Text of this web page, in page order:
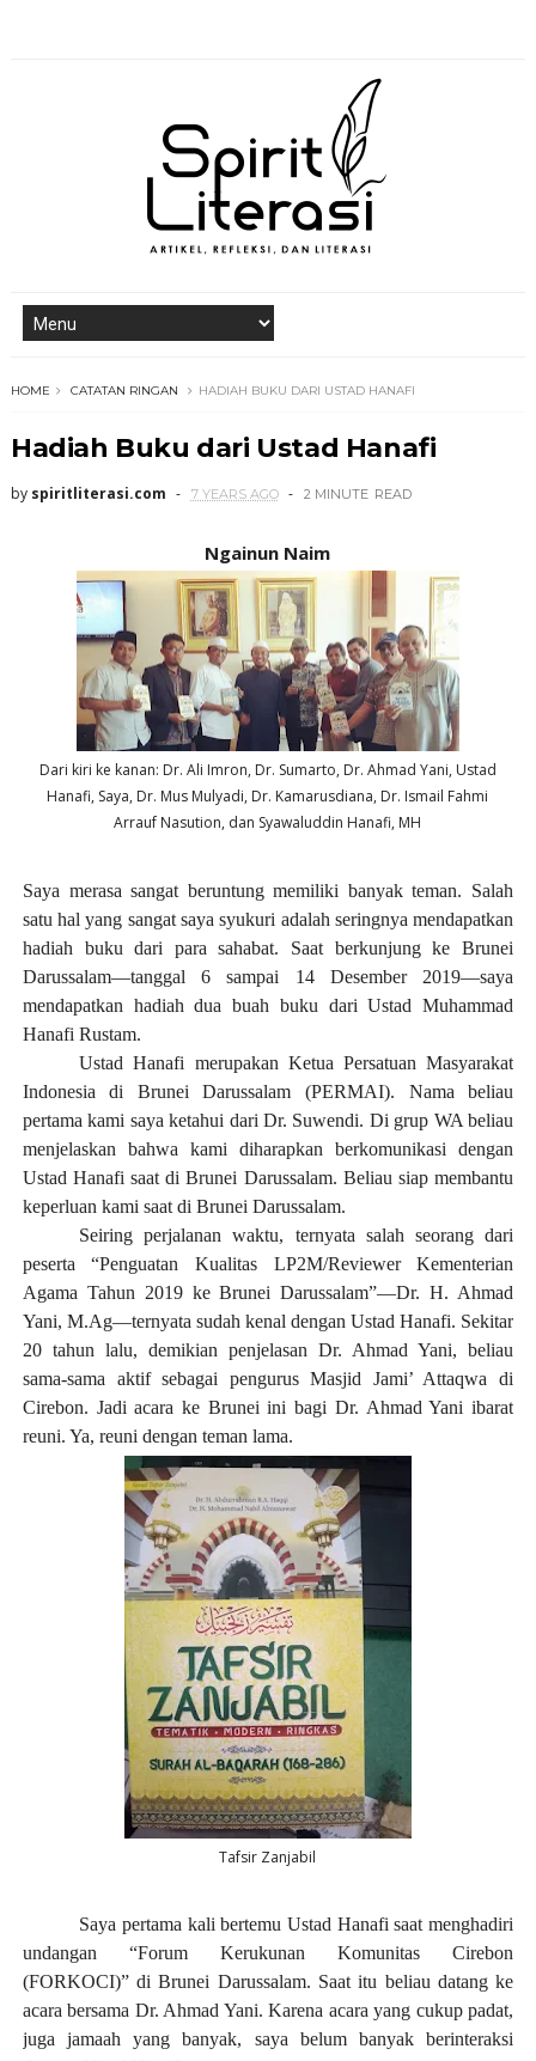
HOME CATATAN RINGAN HADIAH BUKU DARI USTAD HANAFI
Hadiah Buku dari Ustad Hanafi
by spiritliterasi.com 7 YEARS AGO 2 MINUTE READ
Ngainun Naim
Dari kiri ke kanan: Dr. Ali Imron, Dr. Sumarto, Dr. Ahmad Yani, Ustad
Hanafi, Saya, Dr. Mus Mulyadi, Dr. Kamarusdiana, Dr. Ismail Fahmi
Arrauf Nasution, dan Syawaluddin Hanafi, MH
Saya merasa sangat beruntung memiliki banyak teman. Salah
satu hal yang sangat saya syukuri adalah seringnya mendapatkan
hadiah buku dari para sahabat. Saat berkunjung ke Brunei
Darussalam—tanggal 6 sampai 14 Desember 2019—saya
mendapatkan hadiah dua buah buku dari Ustad Muhammad
Hanafi Rustam.
Ustad Hanafi merupakan Ketua Persatuan Masyarakat
Indonesia di Brunei Darussalam (PERMAI). Nama beliau
pertama kami saya ketahui dari Dr. Suwendi. Di grup WA beliau
menjelaskan bahwa kami diharapkan berkomunikasi dengan
Ustad Hanafi saat di Brunei Darussalam. Beliau siap membantu
keperluan kami saat di Brunei Darussalam.
Seiring perjalanan waktu, ternyata salah seorang dari
peserta “Penguatan Kualitas LP2M/Reviewer Kementerian
Agama Tahun 2019 ke Brunei Darussalam”—Dr. H. Ahmad
Yani, M.Ag—ternyata sudah kenal dengan Ustad Hanafi. Sekitar
20 tahun lalu, demikian penjelasan Dr. Ahmad Yani, beliau
sama-sama aktif sebagai pengurus Masjid Jami’ Attaqwa di
Cirebon. Jadi acara ke Brunei ini bagi Dr. Ahmad Yani ibarat
reuni. Ya, reuni dengan teman lama.
Tafsir Zanjabil
Saya pertama kali bertemu Ustad Hanafi saat menghadiri
undangan “Forum Kerukunan Komunitas Cirebon
(FORKOCI)” di Brunei Darussalam. Saat itu beliau datang ke
acara bersama Dr. Ahmad Yani. Karena acara yang cukup padat,
juga jamaah yang banyak, saya belum banyak berinteraksi